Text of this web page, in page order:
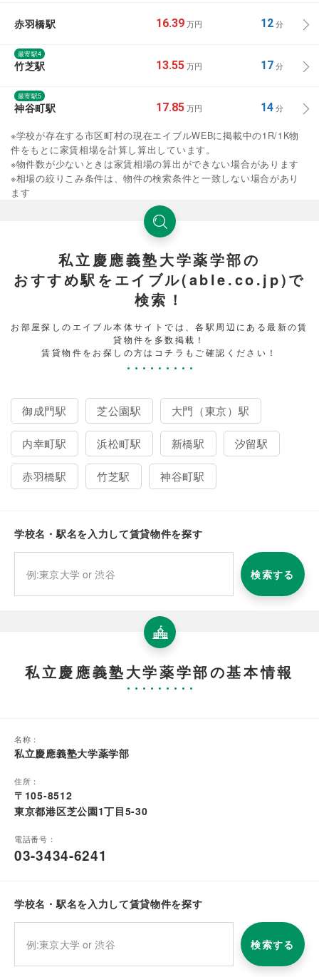
赤羽橋駅 16.39 万円 12分
最寄駅4
竹芝駅 13.55 万円 17分
最寄駅5
神谷町駅 17.85 万円 14分
※学校が存在する市区町村の現在エイブルWEBに掲載中の1R/1K物
件をもとに家賃相場を計算し算出しています。
※物件数が少ないときは家賃相場の算出ができない場合があります
※相場の絞りこみ条件は、物件の検索条件と一致しない場合があり
ます
私立慶應義塾大学薬学部の
おすすめ駅をエイブル(able.co.jp)で
検索！
お部屋探しのエイブル本体サイトでは、各駅周辺にある最新の賃
貸物件を多数掲載！
賃貸物件をお探しの方はコチラもご確認ください！
御成門駅 芝公園駅 大門（東京）駅
内幸町駅 浜松町駅 新橋駅 汐留駅
赤羽橋駅 竹芝駅 神谷町駅
学校名・駅名を入力して賃貸物件を探す
検索する
私立慶應義塾大学薬学部の基本情報
名称：
私立慶應義塾大学薬学部
住所：
〒105-8512
東京都港区芝公園1丁目5-30
電話番号：
03-3434-6241
学校名・駅名を入力して賃貸物件を探す
検索する